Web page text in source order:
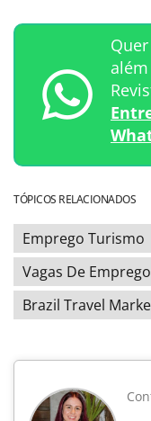
TÓPICOS RELACIONADOS
Emprego Turismo
Vagas De
Brazil Travel